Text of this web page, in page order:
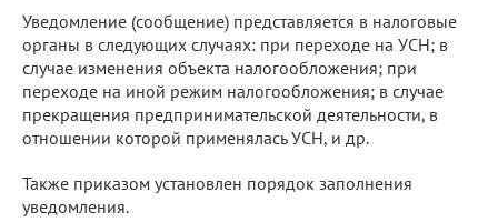
Уведомление (сообщение) представляется в налоговые
органы в следующих случаях: при переходе на УСН; в
случае изменения объекта налогообложения; при
переходе на иной режим налогообложения; в случае
прекращения предпринимательской деятельности, в
отношении которой применялась УСН, и др.
Также приказом установлен порядок заполнения
уведомления.